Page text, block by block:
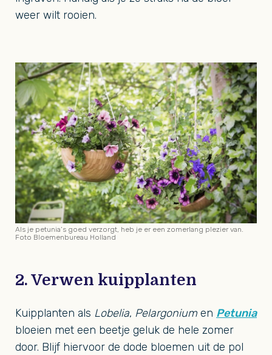
weer wilt rooien.
2. Verwen kuipplanten
Kuipplanten als Lobelia, Pelargonium en Petunia
bloeien met een beetje geluk de hele zomer
door. Blijf hiervoor de dode bloemen uit de pol
Als je petunia’s goed verzorgt, heb je er een zomerlang plezier van.
Foto Bloemenbureau Holland